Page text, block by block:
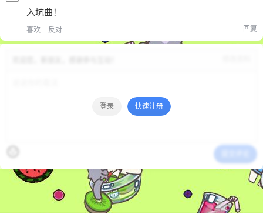
入坑曲！
喜欢 反对 回复
登录 快速注册